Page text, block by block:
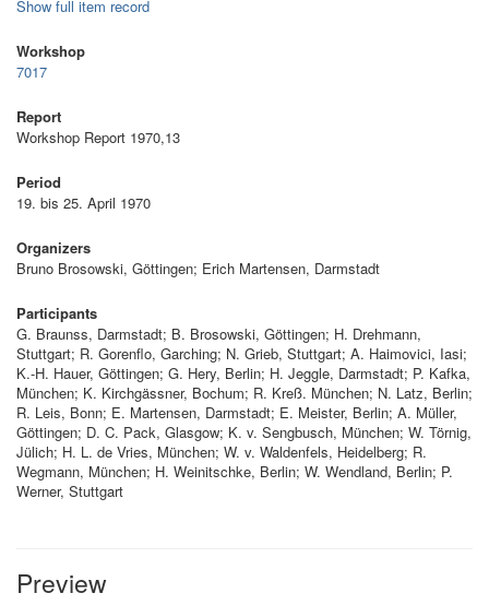
Show full item record
Workshop
7017
Report
Workshop Report 1970,13
Period
19. bis 25. April 1970
Organizers
Bruno Brosowski, Göttingen; Erich Martensen, Darmstadt
Participants
G. Braunss, Darmstadt; B. Brosowski, Göttingen; H. Drehmann,
Stuttgart; R. Gorenflo, Garching; N. Grieb, Stuttgart; A. Haimovici, Iasi;
K.-H. Hauer, Göttingen; G. Hery, Berlin; H. Jeggle, Darmstadt; P. Kafka,
München; K. Kirchgässner, Bochum; R. Kreß. München; N. Latz, Berlin;
R. Leis, Bonn; E. Martensen, Darmstadt; E. Meister, Berlin; A. Müller,
Göttingen; D. C. Pack, Glasgow; K. v. Sengbusch, München; W. Törnig,
Jülich; H. L. de Vries, München; W. v. Waldenfels, Heidelberg; R.
Wegmann, München; H. Weinitschke, Berlin; W. Wendland, Berlin; P.
Werner, Stuttgart
Preview